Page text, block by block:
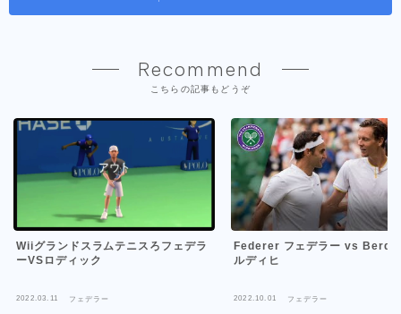
Recommend
こちらの記事もどうぞ
Wiiグランドスラムテニスろフェデラ
ーVSロディック
2022.03.11 フェデラー
Federer フェデラー vs
ルディヒ
2022.10.01 フェデラー